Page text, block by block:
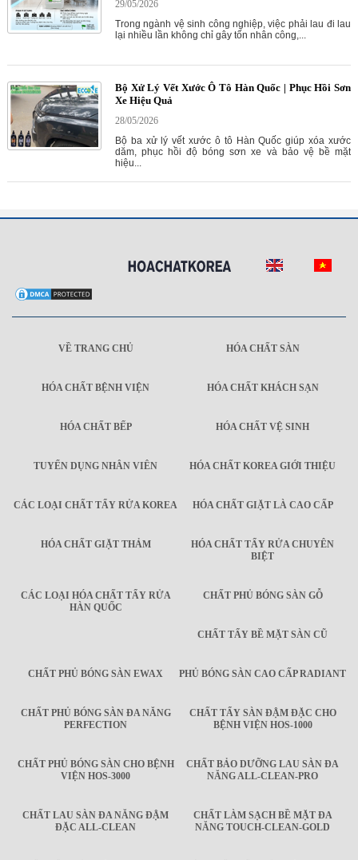
29/05/2026
Trong ngành vệ sinh công nghiệp, việc phải lau đi lau
lại nhiều lần không chỉ gây tốn nhân công,...
Bộ Xử Lý Vết Xước Ô Tô Hàn Quốc | Phục Hồi Sơn
Xe Hiệu Quả
28/05/2026
Bộ ba xử lý vết xước ô tô Hàn Quốc giúp xóa xước
dăm, phục hồi độ bóng sơn xe và bảo vệ bề mặt
hiệu...
VỀ TRANG CHỦ HÓA CHẤT SÀN
HÓA CHẤT BỆNH VIỆN HÓA CHẤT KHÁCH SẠN
HÓA CHẤT BẾP HÓA CHẤT VỆ SINH
TUYỂN DỤNG NHÂN VIÊN HÓA CHẤT KOREA GIỚI THIỆU
CÁC LOẠI CHẤT TẨY RỬA KOREA HÓA CHẤT GIẶT LÀ CAO CẤP
HÓA CHẤT GIẶT THẢM
HÓA CHẤT TẨY RỬA CHUYÊN
BIỆT
CÁC LOẠI HÓA CHẤT TẨY RỬA
HÀN QUỐC
CHẤT PHỦ BÓNG SÀN GỖ
CHẤT TẨY BỀ MẶT SÀN CŨ
CHẤT PHỦ BÓNG SÀN EWAX PHỦ BÓNG SÀN CAO CẤP RADIANT
CHẤT PHỦ BÓNG SÀN ĐA NĂNG
PERFECTION
CHẤT TẨY SÀN ĐẬM ĐẶC CHO
BỆNH VIỆN HOS-1000
CHẤT PHỦ BÓNG SÀN CHO BỆNH
VIỆN HOS-3000
CHẤT BẢO DƯỠNG LAU SÀN ĐA
NĂNG ALL-CLEAN-PRO
CHẤT LAU SÀN ĐA NĂNG ĐẬM
ĐẶC ALL-CLEAN
CHẤT LÀM SẠCH BỀ MẶT ĐA
NĂNG TOUCH-CLEAN-GOLD